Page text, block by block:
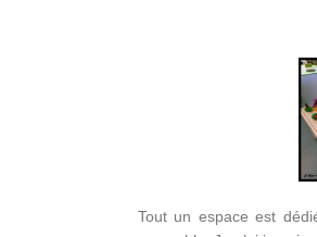
Tout un espace est